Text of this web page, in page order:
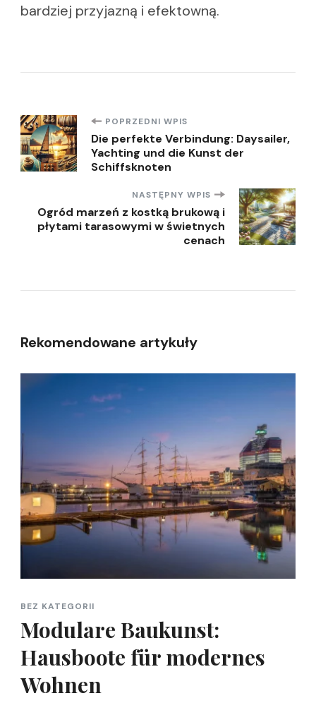
bardziej przyjazną i efektowną.
Nawigacja
wpisu
POPRZEDNI WPIS
Die perfekte Verbindung: Daysailer,
Yachting und die Kunst der
Schiffsknoten
NASTĘPNY WPIS
Ogród marzeń z kostką brukową i
płytami tarasowymi w świetnych
cenach
Rekomendowane artykuły
BEZ KATEGORII
Modulare Baukunst:
Hausboote für modernes
Wohnen